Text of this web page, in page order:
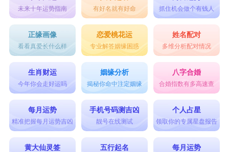
着与感觉不错的人先交往。有心仪对象者，也可寻
找适当机会向对方暗示或明示你的心意。已有另一
半的处女座本月容易感受到爱情的甜蜜和温馨，幸
此愿意牢牢抓住对方。
星座乐原创文章，转载需注明出处
未来十年运势指南 有好名就有好命 抓住机会做个有钱人
正缘画像
看看真爱长什么样
恋爱桃花运
专业解答姻缘困惑
姓名配对
多维分析配对情况
生肖财运
今年你会走好运吗
姻缘分析
揭秘你命中注定姻缘
八字合婚
合婚指数有多高速查
每月运势
精准把握每月运势吉凶
手机号码测吉凶
靓号在线测试
个人占星
领取你的专属星盘报告
黄大仙灵签 五行起名 每月运势